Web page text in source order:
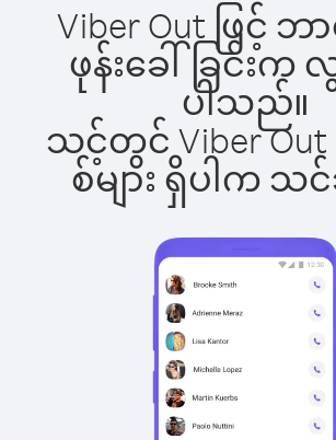
Viber Out ဖြင့် ဘ
ဖုန်းခေါ်ခြင်း
ပါသည်။
သင့်တွင် Viber
စ်များ ရှိပါက